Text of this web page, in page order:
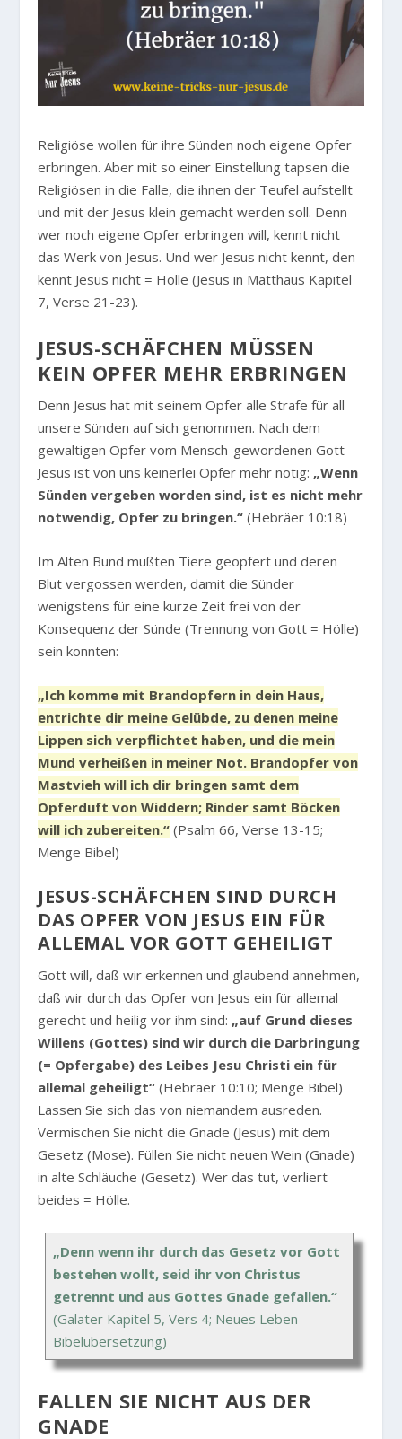
Religiöse wollen für ihre Sünden noch eigene Opfer
erbringen. Aber mit so einer Einstellung tapsen die
Religiösen in die Falle, die ihnen der Teufel aufstellt
und mit der Jesus klein gemacht werden soll. Denn
wer noch eigene Opfer erbringen will, kennt nicht
das Werk von Jesus. Und wer Jesus nicht kennt, den
kennt Jesus nicht = Hölle (Jesus in Matthäus Kapitel
7, Verse 21-23).
JESUS-SCHÄFCHEN MÜSSEN
KEIN OPFER MEHR ERBRINGEN
Denn Jesus hat mit seinem Opfer alle Strafe für all
unsere Sünden auf sich genommen. Nach dem
gewaltigen Opfer vom Mensch-gewordenen Gott
Jesus ist von uns keinerlei Opfer mehr nötig: „Wenn
Sünden vergeben worden sind, ist es nicht mehr
notwendig, Opfer zu bringen.“ (Hebräer 10:18)
Im Alten Bund mußten Tiere geopfert und deren
Blut vergossen werden, damit die Sünder
wenigstens für eine kurze Zeit frei von der
Konsequenz der Sünde (Trennung von Gott = Hölle)
sein konnten:
„Ich komme mit Brandopfern in dein Haus,
entrichte dir meine Gelübde, zu denen meine
Lippen sich verpflichtet haben, und die mein
Mund verheißen in meiner Not. Brandopfer von
Mastvieh will ich dir bringen samt dem
Opferduft von Widdern; Rinder samt Böcken
will ich zubereiten.“ (Psalm 66, Verse 13-15;
Menge Bibel)
JESUS-SCHÄFCHEN SIND DURCH
DAS OPFER VON JESUS EIN FÜR
ALLEMAL VOR GOTT GEHEILIGT
Gott will, daß wir erkennen und glaubend annehmen,
daß wir durch das Opfer von Jesus ein für allemal
gerecht und heilig vor ihm sind: „auf Grund dieses
Willens (Gottes) sind wir durch die Darbringung
(= Opfergabe) des Leibes Jesu Christi ein für
allemal geheiligt“ (Hebräer 10:10; Menge Bibel)
Lassen Sie sich das von niemandem ausreden.
Vermischen Sie nicht die Gnade (Jesus) mit dem
Gesetz (Mose). Füllen Sie nicht neuen Wein (Gnade)
in alte Schläuche (Gesetz). Wer das tut, verliert
beides = Hölle.
„Denn wenn ihr durch das Gesetz vor Gott
bestehen wollt, seid ihr von Christus
getrennt und aus Gottes Gnade gefallen.“
(Galater Kapitel 5, Vers 4; Neues Leben
Bibelübersetzung)
FALLEN SIE NICHT AUS DER
GNADE